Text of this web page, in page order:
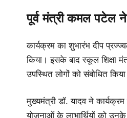
पूर्व मंत्री कमल पटेल ने
कार्यक्रम का शुभारंभ दीप
किया। इसके बाद स्कूल शिक्षा
उपस्थित लोगों को संबोधित
मुख्यमंत्री डॉ. यादव ने
योजनाओं के लाभार्थियों को